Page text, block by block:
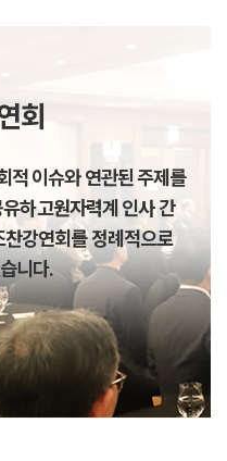
회
적 이슈와 연관된 주제를
하고원자력계 인사 간
강연회를 정례적으로
니다.